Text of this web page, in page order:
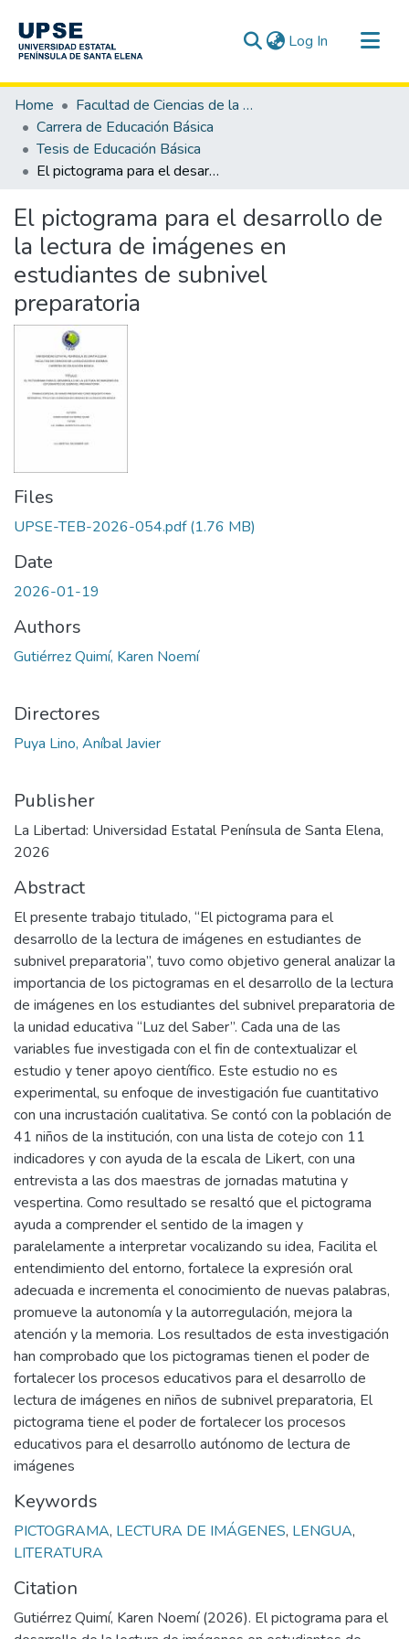
Log In (current)
Communities & Collections
All of DSpace
Statistics
Home
Facultad de Ciencias de la Educación e Idiomas
Carrera de Educación Básica
Tesis de Educación Básica
El pictograma para el desarrollo de la lectura de imágenes en estudiantes de subnivel preparatoria
El pictograma para el desarrollo de
la lectura de imágenes en
estudiantes de subnivel
preparatoria
Files
UPSE-TEB-2026-054.pdf(1.76 MB)
Date
2026-01-19
Authors
Gutiérrez Quimí, Karen Noemí
Directores
Puya Lino, Aníbal Javier
Publisher
La Libertad: Universidad Estatal Península de Santa Elena,
2026
Abstract
El presente trabajo titulado, “El pictograma para el
desarrollo de la lectura de imágenes en estudiantes de
subnivel preparatoria”, tuvo como objetivo general analizar la
importancia de los pictogramas en el desarrollo de la lectura
de imágenes en los estudiantes del subnivel preparatoria de
la unidad educativa “Luz del Saber”. Cada una de las
variables fue investigada con el fin de contextualizar el
estudio y tener apoyo científico. Este estudio no es
experimental, su enfoque de investigación fue cuantitativo
con una incrustación cualitativa. Se contó con la población de
41 niños de la institución, con una lista de cotejo con 11
indicadores y con ayuda de la escala de Likert, con una
entrevista a las dos maestras de jornadas matutina y
vespertina. Como resultado se resaltó que el pictograma
ayuda a comprender el sentido de la imagen y
paralelamente a interpretar vocalizando su idea, Facilita el
entendimiento del entorno, fortalece la expresión oral
adecuada e incrementa el conocimiento de nuevas palabras,
promueve la autonomía y la autorregulación, mejora la
atención y la memoria. Los resultados de esta investigación
han comprobado que los pictogramas tienen el poder de
fortalecer los procesos educativos para el desarrollo de
lectura de imágenes en niños de subnivel preparatoria, El
pictograma tiene el poder de fortalecer los procesos
educativos para el desarrollo autónomo de lectura de
imágenes
Keywords
PICTOGRAMA, LECTURA DE IMÁGENES, LENGUA,
LITERATURA
Citation
Gutiérrez Quimí, Karen Noemí (2026). El pictograma para el